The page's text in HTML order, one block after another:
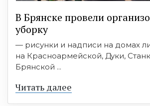
В Брянске провели
уборку
— рисунки и надписи на домах
на Красноармейской, Дуки,
Брянской ...
Читать далее